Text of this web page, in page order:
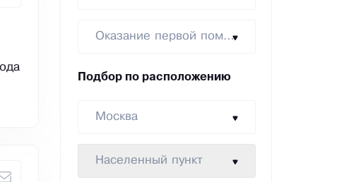
Оказание первой помощи
Подбор по расположению
Москва
Населенный пункт